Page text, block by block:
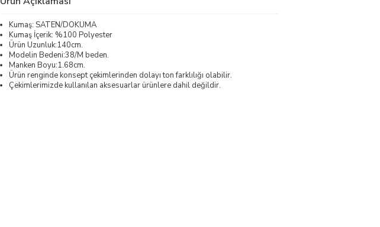
Kumaş: SATEN/DOKUMA
Kumaş İçerik: %100 Polyester
Ürün Uzunluk:140cm.
Modelin Bedeni:38/M beden.
Manken Boyu:1.68cm.
Ürün renginde konsept çekimlerinden dolayı ton farklılığı olabilir.
Çekimlerimizde kullanılan aksesuarlar ürünlere dahil değildir.